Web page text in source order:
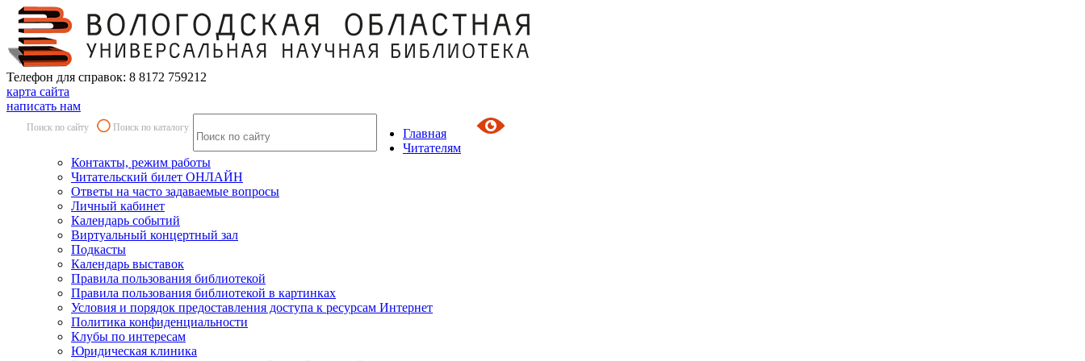
Телефон для справок: 8 8172 759212
карта сайта
написать нам
Поиск по сайту Поиск по каталогу
Главная
Читателям
Контакты, режим работы
Читательский билет ОНЛАЙН
Ответы на часто задаваемые вопросы
Личный кабинет
Календарь событий
Виртуальный концертный зал
Подкасты
Календарь выставок
Правила пользования библиотекой
Правила пользования библиотекой в картинках
Условия и порядок предоставления доступа к ресурсам Интернет
Политика конфиденциальности
Клубы по интересам
Юридическая клиника